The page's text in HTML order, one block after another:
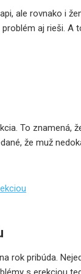
ale rovnako i
aj rieši.
To
že muž
rok pribúda.